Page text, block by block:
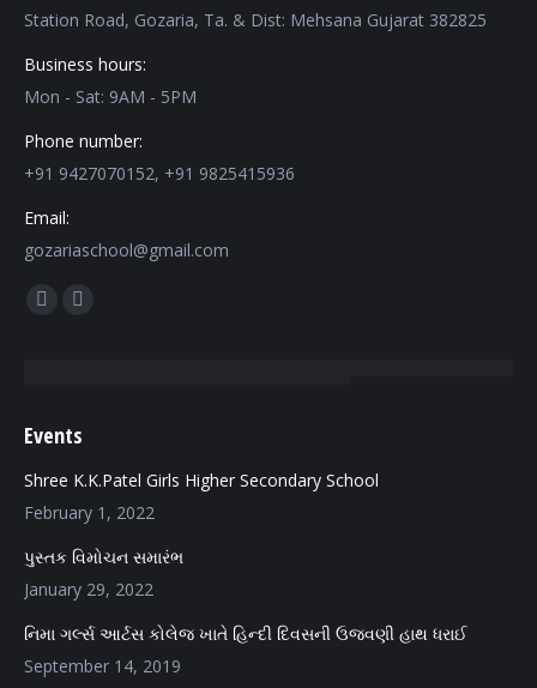
Station Road, Gozaria, Ta. & Dist: Mehsana Gujarat 382825
Business hours:
Mon - Sat: 9AM - 5PM
Phone number:
+91 9427070152, +91 9825415936
Email:
gozariaschool@gmail.com
Find us on:
Facebook
new
Mail
new
Events
Shree K.K.Patel Girls Higher Secondary School
February 1, 2022
પુસ્તક વિમોચન સમારંભ
January 29, 2022
નિમા ગર્લ્સ આર્ટસ કોલેજ ખાતે હિન્દી દિવસની ઉજવણી હાથ ધરાઈ
September 14, 2019